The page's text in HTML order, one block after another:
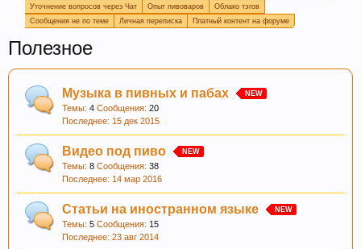
вызывает только вкус пива, независимо от того,
любит ли мужчина напитки этой марки, и даже
при отсутствии алкоголя.
Пиво богато антиоксидантами, которые
приходят из хмеля и солода, из которых оно
состоит. Эти антиоксиданты предотвратят рак.
Уточнение вопросов через Чат
Опыт пивоваров
Облако тэгов
Сообщения не по теме
Личная переписка Платный контент на форуме
Полезное
Музыка в пивных и пабах
Темы: 4 Сообщения: 20
15 дек 2015
Видео под пиво
Темы: 8 Сообщения: 38
14 мар 2016
Статьи на иностранном языке
Темы: 5 Сообщения: 15
23 авг 2014